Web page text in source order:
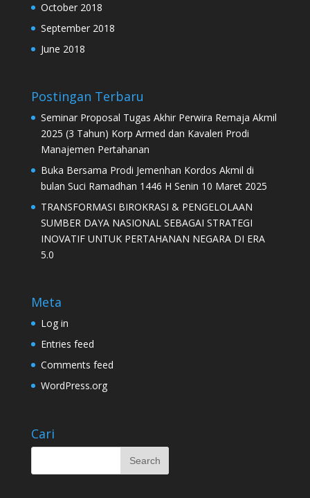
October 2018
September 2018
June 2018
Postingan Terbaru
Seminar Proposal Tugas Akhir Perwira Remaja Akmil
2025 (3 Tahun) Korp Armed dan Kavaleri Prodi
Manajemen Pertahanan
Buka Bersama Prodi Jemenhan Kordos Akmil di
bulan Suci Ramadhan 1446 H Senin 10 Maret 2025
TRANSFORMASI BIROKRASI & PENGELOLAAN
SUMBER DAYA NASIONAL SEBAGAI STRATEGI
INOVATIF UNTUK PERTAHANAN NEGARA DI ERA
5.0
Meta
Log in
Entries feed
Comments feed
WordPress.org
Cari